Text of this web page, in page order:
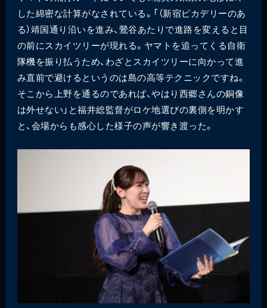
した綿密な計算がなされている。「（新宿ピカデリーのあ
る）靖国通り沿いを進み、鶯谷あたりで進路を変えると目
の前にスカイツリーが現れる。ヤマトを追ってくる自衛
隊機を振り払うため、わざとスカイツリーに向かって進
み直前で避けるというのは島の高等テクニックですね。
そこから上野を通るのであれば、やはり西郷さんの銅像
は外せない」と福井総監督がロケ地選びの裏側を明かす
と、会場からも感心した様子の声が響き渡った。